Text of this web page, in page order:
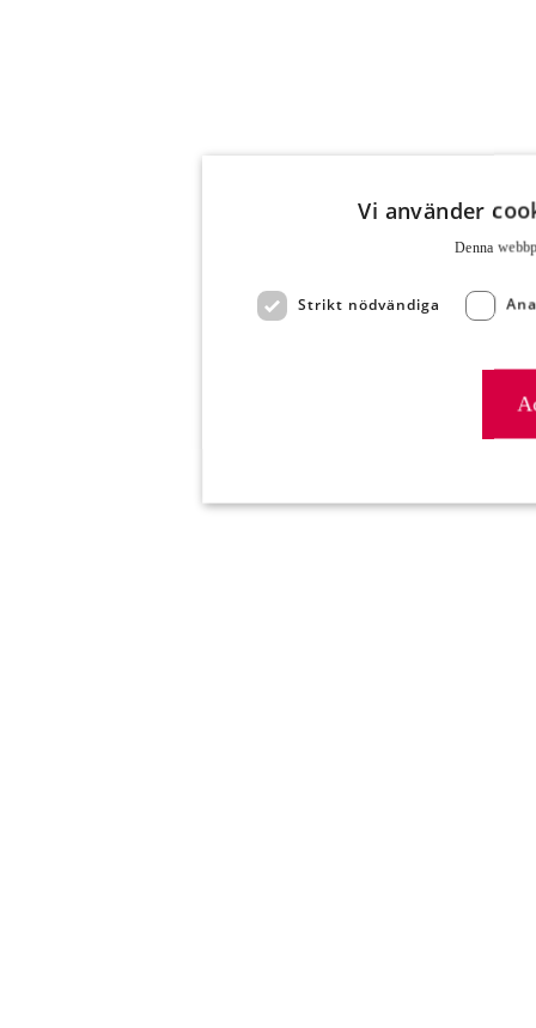
Vi använder
Denna
Strikt nödvändiga